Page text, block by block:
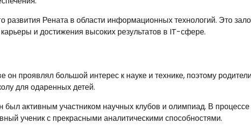
развития Рената в области информационных технологий. Это
и достижения высоких результатов в IT-сфере.
он проявлял большой интерес к науке и технике, поэтому
для одаренных детей.
активным участником научных клубов и олимпиад. В процессе
ученик с прекрасными аналитическими способностями.